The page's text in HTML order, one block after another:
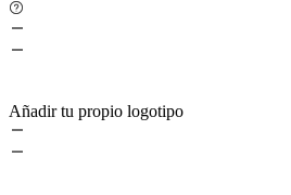
Añadir tu propio logotipo